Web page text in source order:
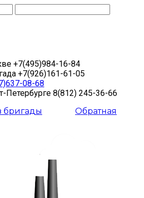
+7(495)984-16-84
+7(926)161-61-05
08-68
Петербурге 8(812) 245-36-66
бригады
Обратная